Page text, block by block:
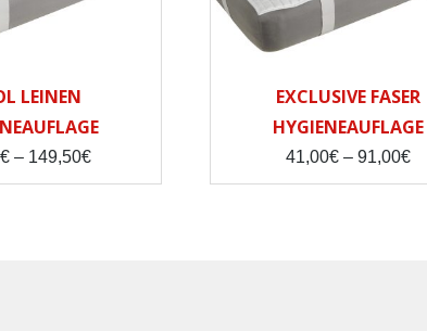
LEINEN
€ – 149,50€Price
EXCLUSIVE FASER
HYGIENEAUFLAGE
41,00€ – 91,00€